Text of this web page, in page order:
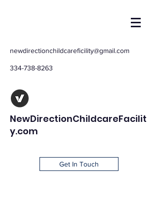
newdirectionchildcareficility@gmail.com
334-738-8263
NewDirectionChildcareFacilit
y.com
Get In Touch